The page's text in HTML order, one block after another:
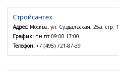
Стройсантех
Адрес: Москва, ул. Суздальская, 25а, стр. 1
График: пн-пт 09:00-17:00
Телефон: +7 (495) 721-87-39